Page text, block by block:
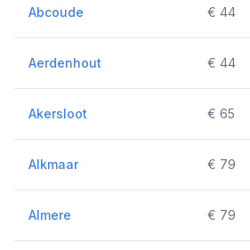
Abcoude € 44
Aerdenhout € 44
Akersloot € 65
Alkmaar € 79
Almere € 79